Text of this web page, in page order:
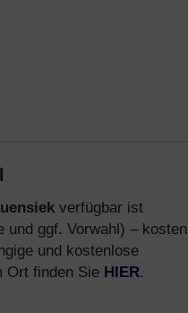
verfügbar ist
und ggf. Vorwahl) –
und kostenlose
Ort finden Sie HIER.